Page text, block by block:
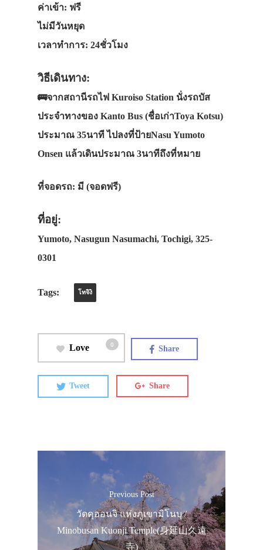
ค่าเข้า: ฟรี
ไม่มีวันหยุด
เวลาทำการ: 24ชั่วโมง
วิธีเดินทาง:
🚌จากสถานีรถไฟ Kuroiso Station นั่งรถบัส
ประจำทางของ Kanto Bus (ชื่อเก่าToya Kotsu)
ประมาณ 35นาที ไปลงที่ป้ายNasu Yumoto
Onsen แล้วเดินประมาณ 3นาทีถึงที่หมาย
ที่จอดรถ: มี (จอดฟรี)
ที่อยู่:
Yumoto, Nasugun Nasumachi, Tochigi, 325-
0301
Tags: โทจิงิ
Love 0 Share
Tweet Share
Previous Post
วัดคุออนจิ แห่งภูเขามิโนบุ /
Minobusan Kuonji Temple(身延山久遠
寺)
เดินทาง
ทัวร์
ที่พัก
ภาพประทับใจ